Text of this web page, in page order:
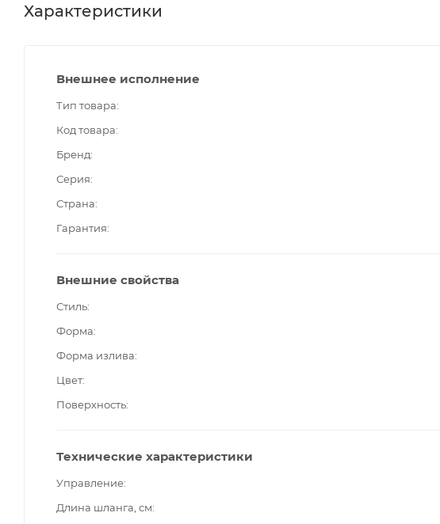
Характеристики
Внешнее исполнение
Тип товара
Код товара
Бренд
Серия
Страна
Гарантия
Внешние свойства
Стиль
Форма
Форма излива
Цвет
Поверхность
Технические характеристики
Управление
Длина шланга, см